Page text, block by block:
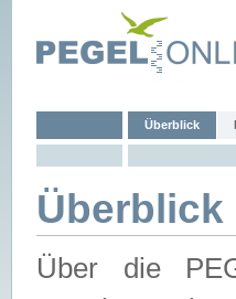
Überblick
Überblick
Über die